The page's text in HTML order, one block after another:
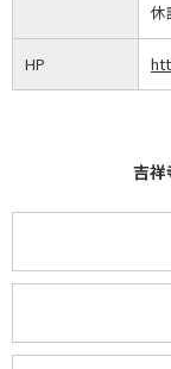
休
HP
吉祥